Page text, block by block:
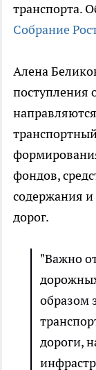
транспорта.
Собрание
Алена
поступления
фондов,
содержания
дорог.
"Важно
образом
дороги,